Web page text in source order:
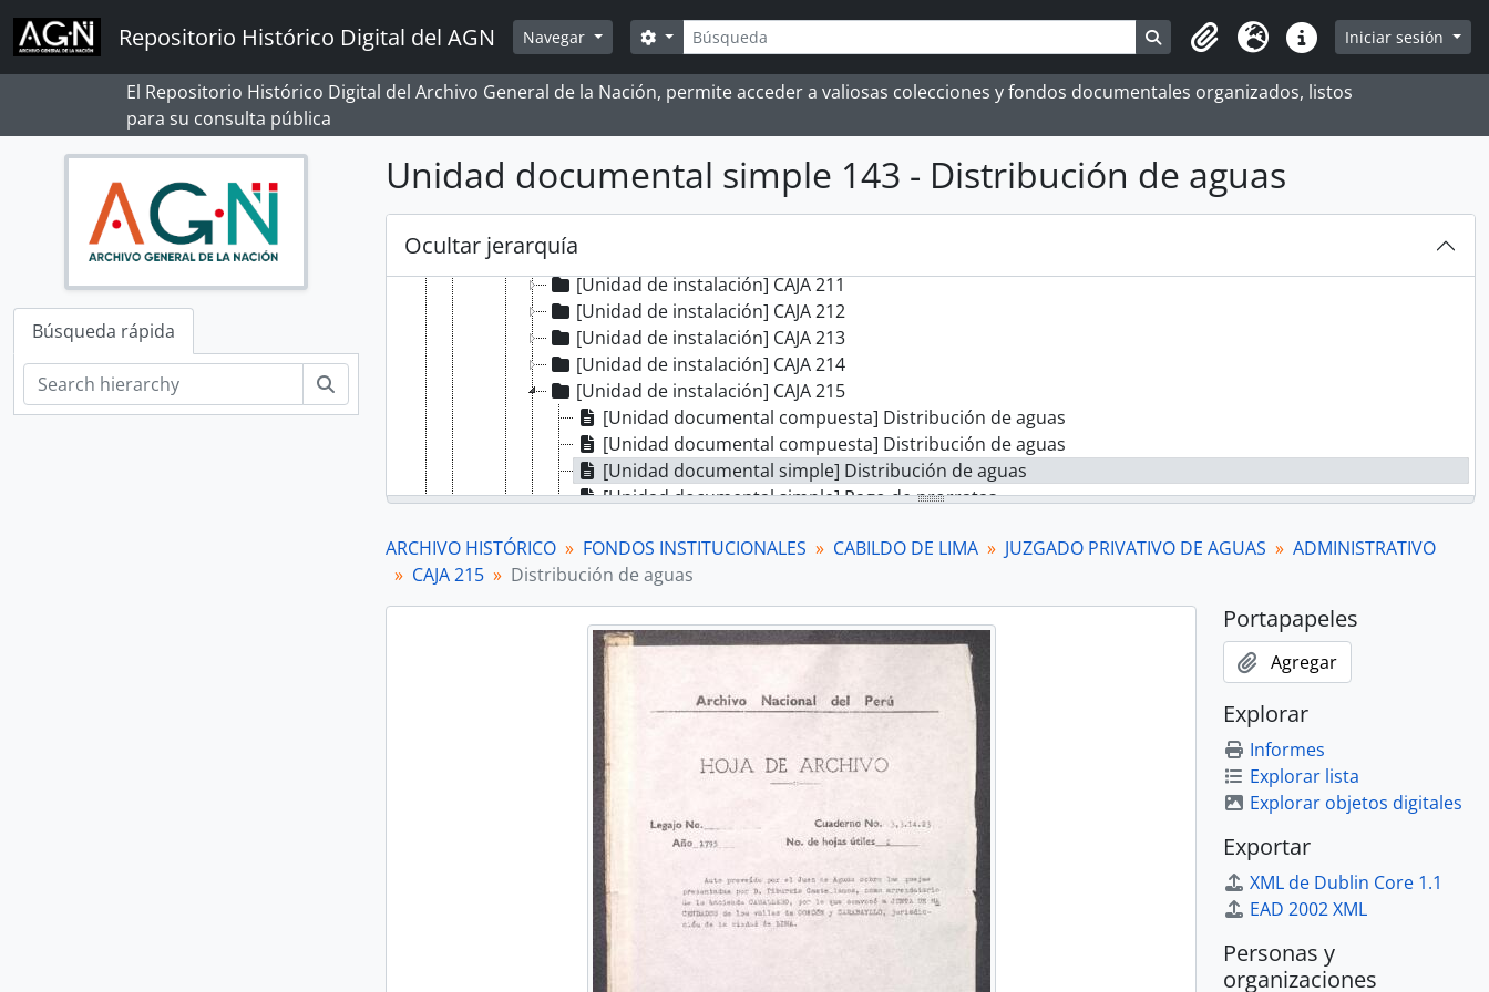
Skip to main content
Repositorio Histórico Digital del AGN Navegar Búsqueda
Search options Search in browse page
Portapapeles
Idioma Enlaces rápidos
Iniciar sesión
El Repositorio Histórico Digital del Archivo General de la Nación, permite acceder a valiosas colecciones y fondos documentales organizados, listos
para su consulta pública
Búsqueda rápida
Unidad documental simple 143 - Distribución de aguas
Ocultar jerarquía
[Record group] ARCHIVO HISTÓRICO
[Agrupación documental] FONDOS INSTITUCIONALES
[Sección] GOBIERNO DE LA CIUDAD
[Sección] JUZGADO PRIVATIVO DE AGUAS
[Serie] ADMINISTRATIVO
[Unidad de instalación] CAJA 211
[Unidad de instalación] CAJA 212
[Unidad de instalación] CAJA 213
[Unidad de instalación] CAJA 214
[Unidad de instalación] CAJA 215
[Unidad documental compuesta] Distribución de aguas
[Unidad documental compuesta] Distribución de aguas
[Unidad documental simple] Distribución de aguas
[Unidad documental simple] Pago de prorratas
[Unidad documental compuesta] Pago de prorratas
[Unidad documental compuesta] Distribución de aguas
[Unidad documental compuesta] Cargos de la Diputación de Aguas
[Unidad documental compuesta] Cargos de la Diputación de Aguas
[Unidad documental compuesta] Pago de prorratas
[Unidad documental compuesta] Cargos de la Diputación de Aguas
[Unidad documental compuesta] Pago de prorratas
[Unidad documental simple] Distribución de aguas
[Unidad documental compuesta] Inspección de canales
[Unidad documental compuesta] Inspección de canales
[Unidad documental compuesta] Mantenimiento y obras de canalización
[Unidad documental compuesta] Cuentas
[Unidad documental compuesta] Inspección de canales
[Unidad documental compuesta] Distribución de aguas
[Unidad documental compuesta] Inspección de canales
[Unidad documental compuesta] Distribución de aguas
ARCHIVO HISTÓRICO FONDOS INSTITUCIONALES CABILDO DE LIMA JUZGADO PRIVATIVO DE AGUAS
ADMINISTRATIVO
CAJA 215
Distribución de aguas
Portapapeles
Agregar
Explorar
Informes
Explorar lista
Explorar objetos digitales
Exportar
XML de Dublin Core 1.1
EAD 2002 XML
Personas y
organizaciones